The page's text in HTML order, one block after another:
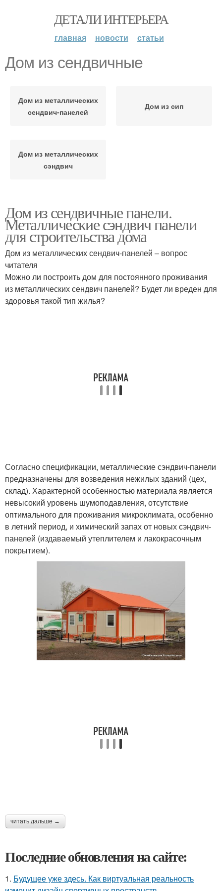
ДЕТАЛИ ИНТЕРЬЕРА
главная новости статьи
Дом из сендвичные
Дом из металлических
сендвич-панелей
Дом из сип
Дом из металлических
сэндвич
Дом из сендвичные панели.
Металлические сэндвич панели
для строительства дома
Дом из металлических сендвич-панелей – вопрос
читателя
Можно ли построить дом для постоянного проживания
из металлических сендвич панелей? Будет ли вреден для
здоровья такой тип жилья?
Согласно спецификации, металлические сэндвич-панели
предназначены для возведения нежилых зданий (цех,
склад). Характерной особенностью материала является
невысокий уровень шумоподавления, отсутствие
оптимального для проживания микроклимата, особенно
в летний период, и химический запах от новых сэндвич-
панелей (издаваемый утеплителем и лакокрасочным
покрытием).
читать дальше →
Последние обновления на сайте:
1. Будущее уже здесь. Как виртуальная реальность